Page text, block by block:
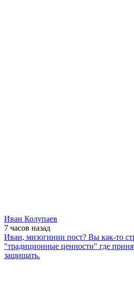
Иван Колупаев
7 часов назад
Иван, мизогинии пост? Вы как-то
"традиционные ценности" где
защищать.